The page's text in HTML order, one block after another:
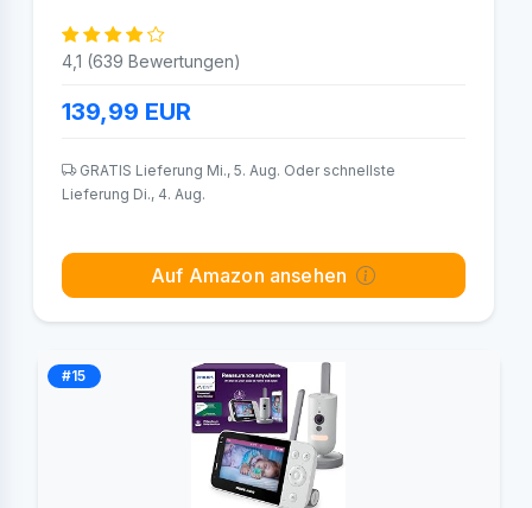
4,1 (639 Bewertungen)
139,99 EUR
GRATIS Lieferung Mi., 5. Aug. Oder schnellste
Lieferung Di., 4. Aug.
Auf Amazon ansehen
#15